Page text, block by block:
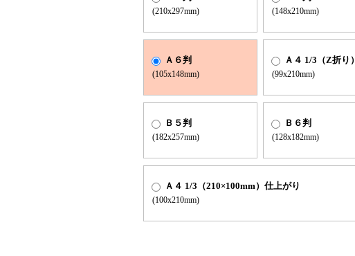
(210x297mm) (148x210mm)
Ａ６判
(105x148mm)
Ａ４ 1/3（Z折り）
(99x210mm)
Ｂ５判
(182x257mm)
Ｂ６判
(128x182mm)
Ａ４ 1/3（210×100mm）仕上がり
(100x210mm)